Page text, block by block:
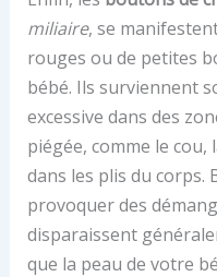
miliaire, se
rouges ou de petites
bébé. Ils surviennent
excessive dans des
piégée, comme le
dans les plis du corps.
provoquer des
disparaissent
que la peau de votre